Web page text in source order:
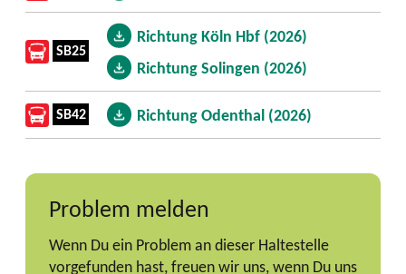
SB25
Richtung Köln Hbf (2026)
Richtung Solingen (2026)
SB42 Richtung Odenthal (2026)
Problem melden
Wenn Du ein Problem an dieser Haltestelle
vorgefunden hast, freuen wir uns, wenn Du uns